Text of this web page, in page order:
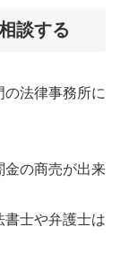
談する
法律事務所に
金の商売が出来
書士や弁護士は